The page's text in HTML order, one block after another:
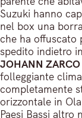
Suzuki hanno
nel box una
che ha offuscato
spedito indietro
JOHANN ZARCO
folleggiante
completamente
orizzontale in
Paesi Bassi altro